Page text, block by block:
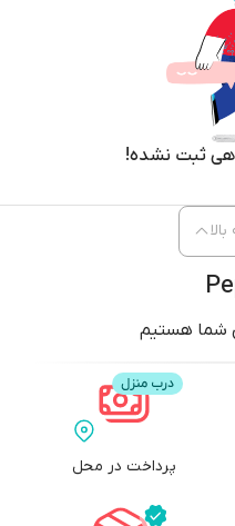
ثبت نشده!
شما هستیم
پرداخت در محل